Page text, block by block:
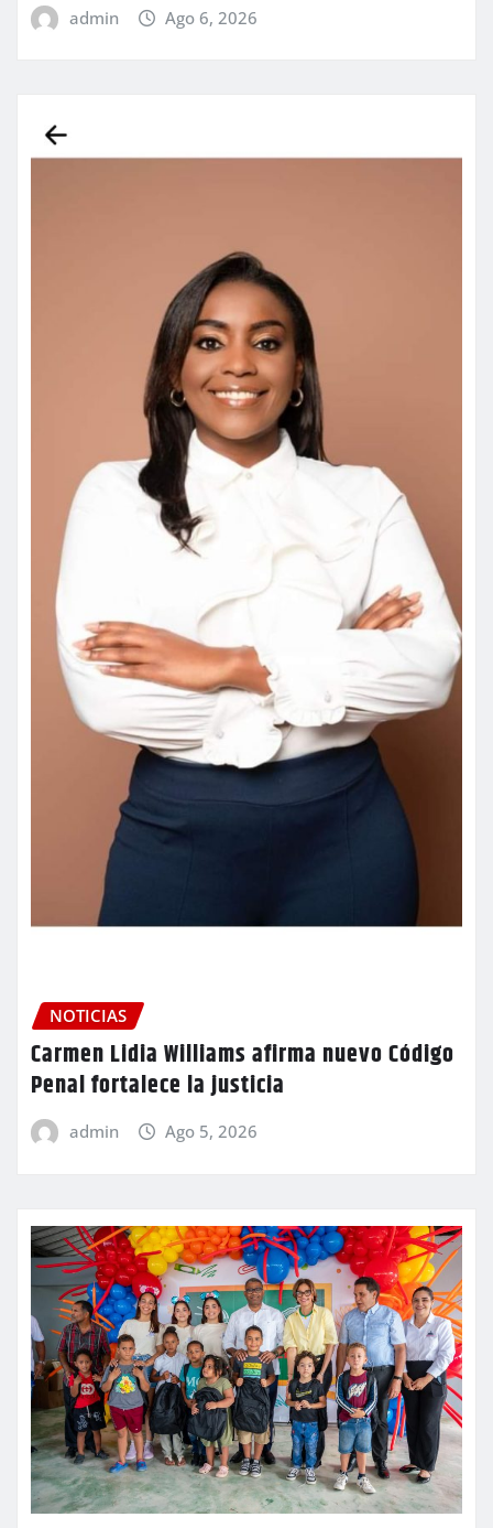
admin Ago 6, 2026
NOTICIAS
Carmen Lidia Williams afirma nuevo Código
Penal fortalece la justicia
admin Ago 5, 2026